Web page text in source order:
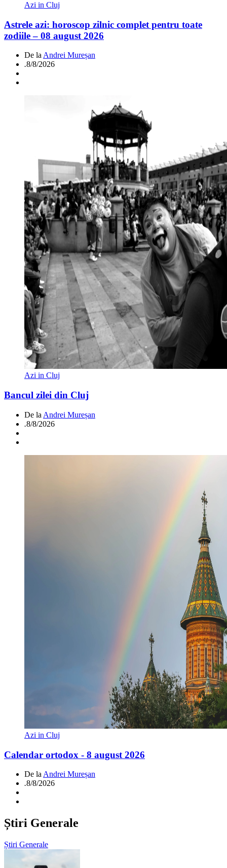
Azi in Cluj
Astrele azi: horoscop zilnic complet pentru toate
zodiile – 08 august 2026
De laAndrei Mureșan
.8/8/2026
Azi in Cluj
Bancul zilei din Cluj
De la Andrei Mureșan
.8/8/2026
Azi in Cluj
Calendar ortodox - 8 august 2026
De la Andrei Mureșan
.8/8/2026
Știri Generale
Știri Generale